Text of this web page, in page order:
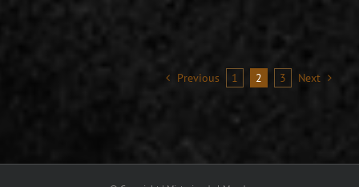
Previous 1 2 3 Next